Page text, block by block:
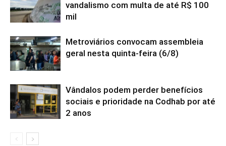
vandalismo com multa de até R$ 100
mil
Metroviários convocam assembleia
geral nesta quinta-feira (6/8)
Vândalos podem perder benefícios
sociais e prioridade na Codhab por até
2 anos